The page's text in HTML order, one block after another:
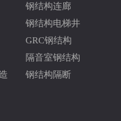
钢结构连廊
钢结构电梯井
GRC钢结构
隔音室钢结构
钢结构隔断